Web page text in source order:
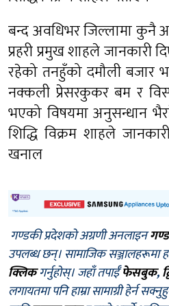
बन्द अवधिभर जिल्लामा कुनै
प्रहरी प्रमुख शाहले जानकारी
रहेको तनहुँको दमौली बजार
नक्कली प्रेसरकुकर बम र
भएको विषयमा अनुसन्धान
शिद्धि विक्रम शाहले
खनाल
गण्डकी प्रदेशको अग्रणी अनलाइन
उपलब्ध छन्। सामाजिक सञ्जालहरूमा
क्लिकगर्नुहोस्। जहाँ तपाईँफेसबुक,
लगायतमा पनि हाम्रा सामाग्री हेर्न